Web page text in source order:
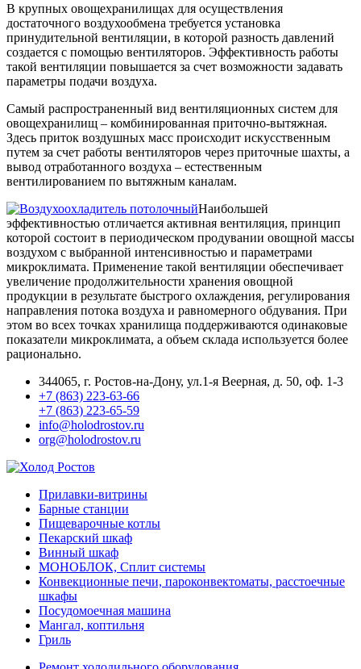
В крупных овощехранилищах для осуществления
достаточного воздухообмена требуется установка
принудительной вентиляции, в которой разность давлений
создается с помощью вентиляторов. Эффективность работы
такой вентиляции повышается за счет возможности задавать
параметры подачи воздуха.
Самый распространенный вид вентиляционных систем для
овощехранилищ – комбинированная приточно-вытяжная.
Здесь приток воздушных масс происходит искусственным
путем за счет работы вентиляторов через приточные шахты, а
вывод отработанного воздуха – естественным
вентилированием по вытяжным каналам.
Наибольшей
эффективностью отличается активная вентиляция, принцип
которой состоит в периодическом продувании овощной массы
воздухом с выбранной интенсивностью и параметрами
микроклимата. Применение такой вентиляции обеспечивает
увеличение продолжительности хранения овощной
продукции в результате быстрого охлаждения, регулирования
направления потока воздуха и равномерного обдувания. При
этом во всех точках хранилища поддерживаются одинаковые
показатели микроклимата, а объем склада используется более
рационально.
344065, г. Ростов-на-Дону, ул.1-я Веерная, д. 50, оф. 1-3
+7 (863) 223-63-66
+7 (863) 223-65-59
info@holodrostov.ru
org@holodrostov.ru
Прилавки-витрины
Барные станции
Пищеварочные котлы
Пекарский шкаф
Винный шкаф
МОНОБЛОК, Сплит системы
Конвекционные печи, пароконвектоматы, расстоечные
шкафы
Посудомоечная машина
Мангал, коптильня
Гриль